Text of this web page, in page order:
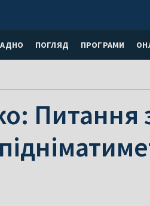
ПОГЛЯД ПРОГРАМИ
Питання